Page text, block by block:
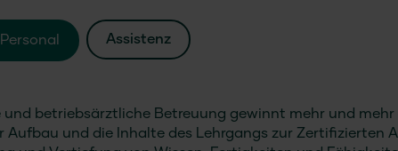
Assistenz
und betriebsärztliche Betreuung gewinnt mehr und
Aufbau und die Inhalte des Lehrgangs zur Zertifizierten